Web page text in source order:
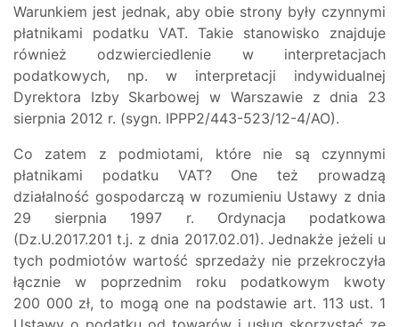
Warunkiem jest jednak, aby obie strony były czynnymi
płatnikami podatku VAT. Takie stanowisko znajduje
również odzwierciedlenie w interpretacjach
podatkowych, np. w interpretacji indywidualnej
Dyrektora Izby Skarbowej w Warszawie z dnia 23
sierpnia 2012 r. (sygn. IPPP2/443-523/12-4/AO).
Co zatem z podmiotami, które nie są czynnymi
płatnikami podatku VAT? One też prowadzą
działalność gospodarczą w rozumieniu Ustawy z dnia
29 sierpnia 1997 r. Ordynacja podatkowa
(Dz.U.2017.201 t.j. z dnia 2017.02.01). Jednakże jeżeli u
tych podmiotów wartość sprzedaży nie przekroczyła
łącznie w poprzednim roku podatkowym kwoty
200 000 zł, to mogą one na podstawie art. 113 ust. 1